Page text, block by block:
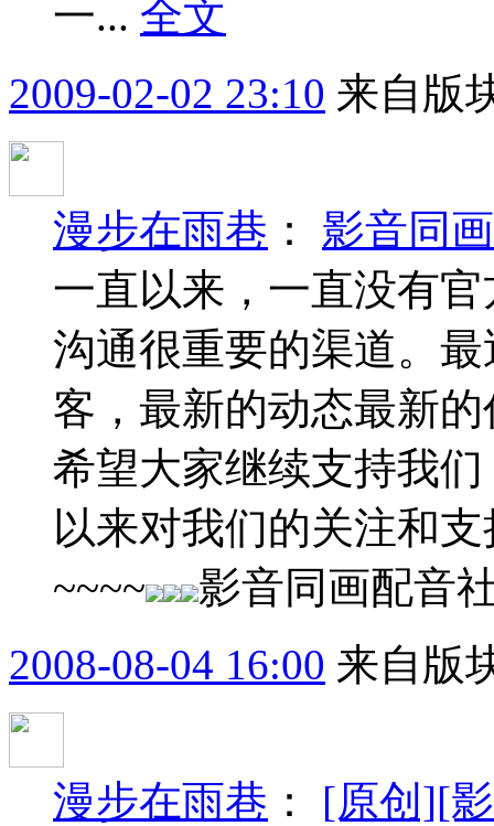
一... 全文
2009-02-02 23:10 来自版
漫步在雨巷 ： 影音同
一直以来，一直没有
沟通很重要的渠道。
客，最新的动态最新
希望大家继续支持我
以来对我们的关注和
~~~~
影音同画配音
2008-08-04 16:00 来自版
漫步在雨巷 ： [原创][